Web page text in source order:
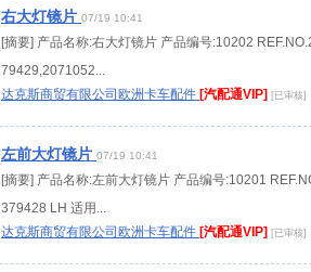
右大灯镜片 07/19 10:41
[摘要] 产品名称:右大灯镜片 产品编号:10202
79429,2071052...
达克斯商贸有限公司欧洲卡车配件 [汽配通VIP] [已审核]
左前大灯镜片 07/19 10:41
[摘要] 产品名称:左前大灯镜片 产品编号:10201
379428 LH 适用...
达克斯商贸有限公司欧洲卡车配件 [汽配通VIP] [已审核]